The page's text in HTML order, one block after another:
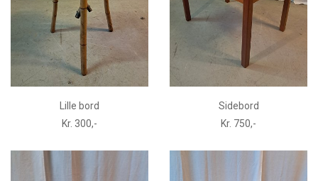
Lille bord
Kr. 300,-
Sidebord
Kr. 750,-